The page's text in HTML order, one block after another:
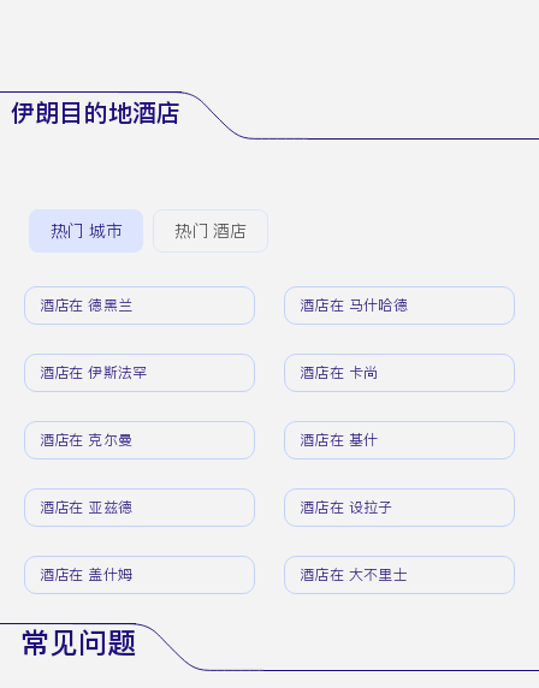
伊朗目的地酒店
热门 城市 热门 酒店
酒店在 德黑兰 酒店在 马什哈德
酒店在 伊斯法罕 酒店在 卡尚
酒店在 克尔曼 酒店在 基什
酒店在 亚兹德 酒店在 设拉子
酒店在 盖什姆 酒店在 大不里士
常见问题